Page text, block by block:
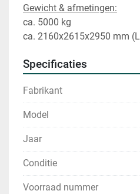
Gewicht & afmetingen:
ca. 5000 kg
ca. 2160x2615x2950 mm
Specificaties
Fabrikant
Model
Jaar
Conditie
Voorraad nummer